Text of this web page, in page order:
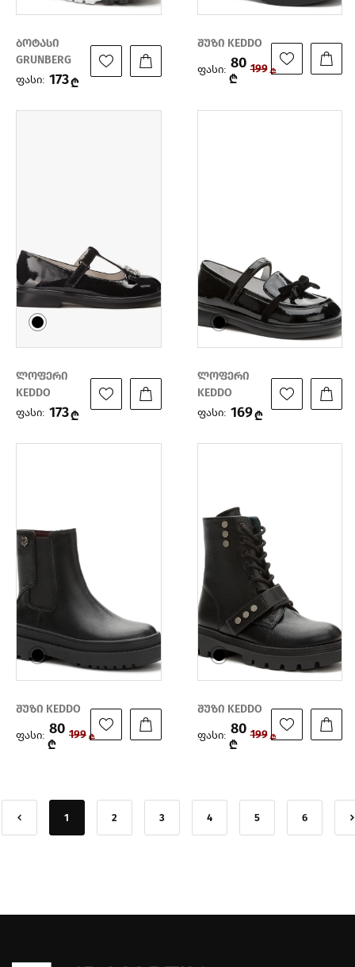
ბოტასი
GRUNBERG
ფასი: 173₾
შუზი KEDDO
ფასი: 80
₾
199 ₾
ლოფერი
KEDDO
ფასი: 173₾
ლოფერი
KEDDO
ფასი: 169₾
შუზი KEDDO
ფასი: 80
₾
199 ₾
შუზი KEDDO
ფასი: 80
₾
199 ₾
1 2 3 4 5 6